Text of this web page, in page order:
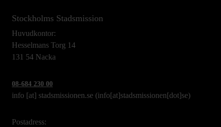
Stockholms Stadsmission
Huvudkontor:
Hesselmans Torg 14
131 54 Nacka
08-684 230 00
info [at] stadsmissionen.se (info[at]stadsmissionen[dot]se)
Postadress: